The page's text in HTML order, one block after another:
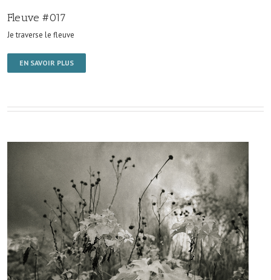
Fleuve #017
Je traverse le fleuve
EN SAVOIR PLUS